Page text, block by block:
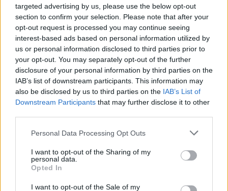
targeted advertising by us, please use the below opt-out
section to confirm your selection. Please note that after your
opt-out request is processed you may continue seeing
interest-based ads based on personal information utilized by
us or personal information disclosed to third parties prior to
your opt-out. You may separately opt-out of the further
disclosure of your personal information by third parties on the
IAB’s list of downstream participants. This information may
also be disclosed by us to third parties on the IAB’s List of
Downstream Participants that may further disclose it to other
Please note that this website/app uses one or more Google
not limited to your visit or usage behaviour. You may click to
grant or deny consent to Google and its third-party tags to
use your data for below specified purposes in below Google
consent section.
Personal Data Processing Opt Outs
I want to opt-out of the Sharing of my
personal data.
Opted In
I want to opt-out of the Sale of my